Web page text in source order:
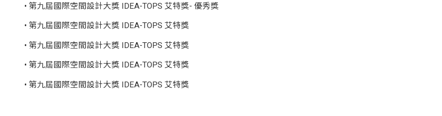
• 第九屆國際空間設計大獎 IDEA-TOPS 艾特獎- 優秀獎
• 第九屆國際空間設計大獎 IDEA-TOPS 艾特獎
• 第九屆國際空間設計大獎 IDEA-TOPS 艾特獎
• 第九屆國際空間設計大獎 IDEA-TOPS 艾特獎
• 第九屆國際空間設計大獎 IDEA-TOPS 艾特獎